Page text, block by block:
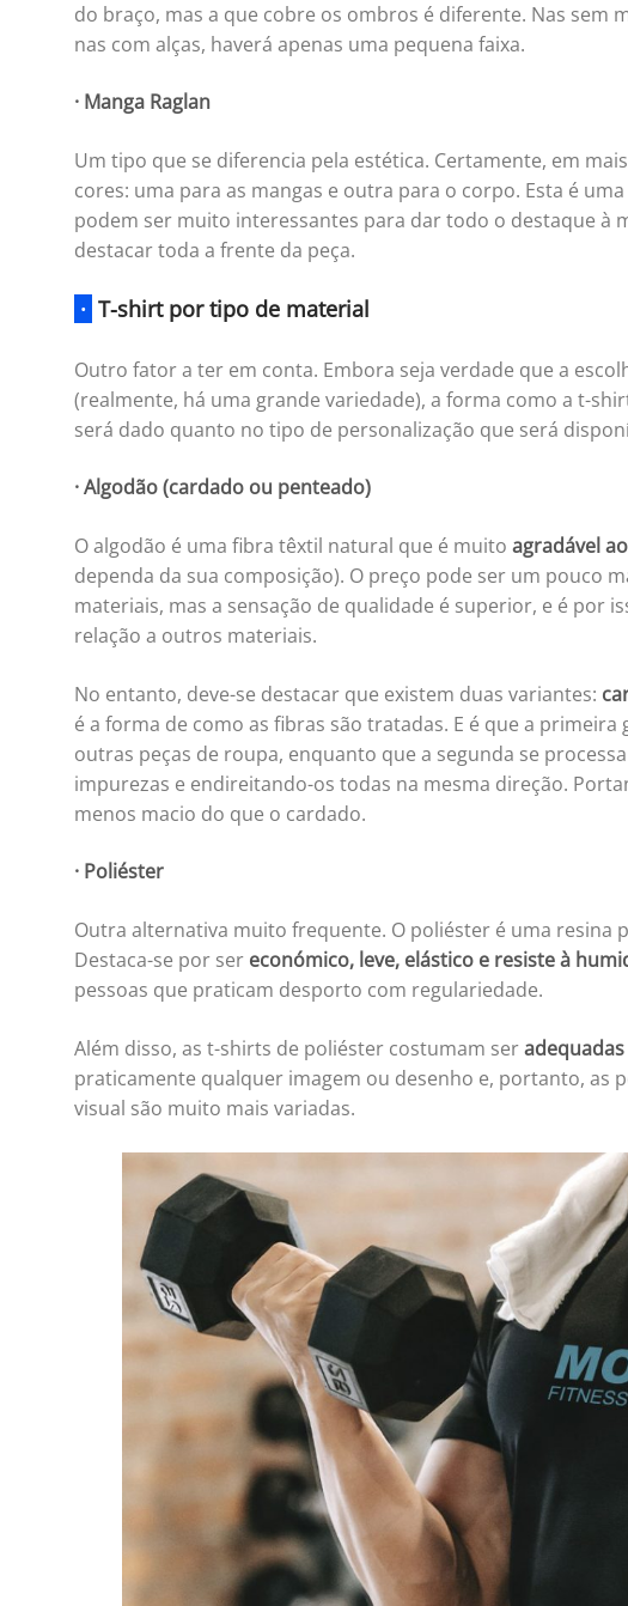
do braço, mas a que cobre os ombros é diferente. Nas sem
nas com alças, haverá apenas uma pequena faixa.
· Manga Raglan
Um tipo que se diferencia pela estética. Certamente, em
cores: uma para as mangas e outra para o corpo. Esta é
podem ser muito interessantes para dar todo o destaque à
destacar toda a frente da peça.
· T-shirt por tipo de material
Outro fator a ter em conta. Embora seja verdade que a
(realmente, há uma grande variedade), a forma como a t-
será dado quanto no tipo de personalização que será
·Algodão (cardado ou penteado)
O algodão é uma fibra têxtil natural que é muito agradável
dependa da sua composição). O preço pode ser um pouco
materiais, mas a sensação de qualidade é superior, e é por
relação a outros materiais.
No entanto, deve-se destacar que existem duas variantes:
é a forma de como as fibras são tratadas. E é que a
outras peças de roupa, enquanto que a segunda se
impurezas e endireitando-os todas na mesma direção.
menos macio do que o cardado.
· Poliéster
Outra alternativa muito frequente. O poliéster é uma resina
Destaca-se por ser económico, leve, elástico e resiste à
pessoas que praticam desporto com regulariedade.
Além disso, as t-shirts de poliéster costumam ser
praticamente qualquer imagem ou desenho e, portanto, as
visual são muito mais variadas.